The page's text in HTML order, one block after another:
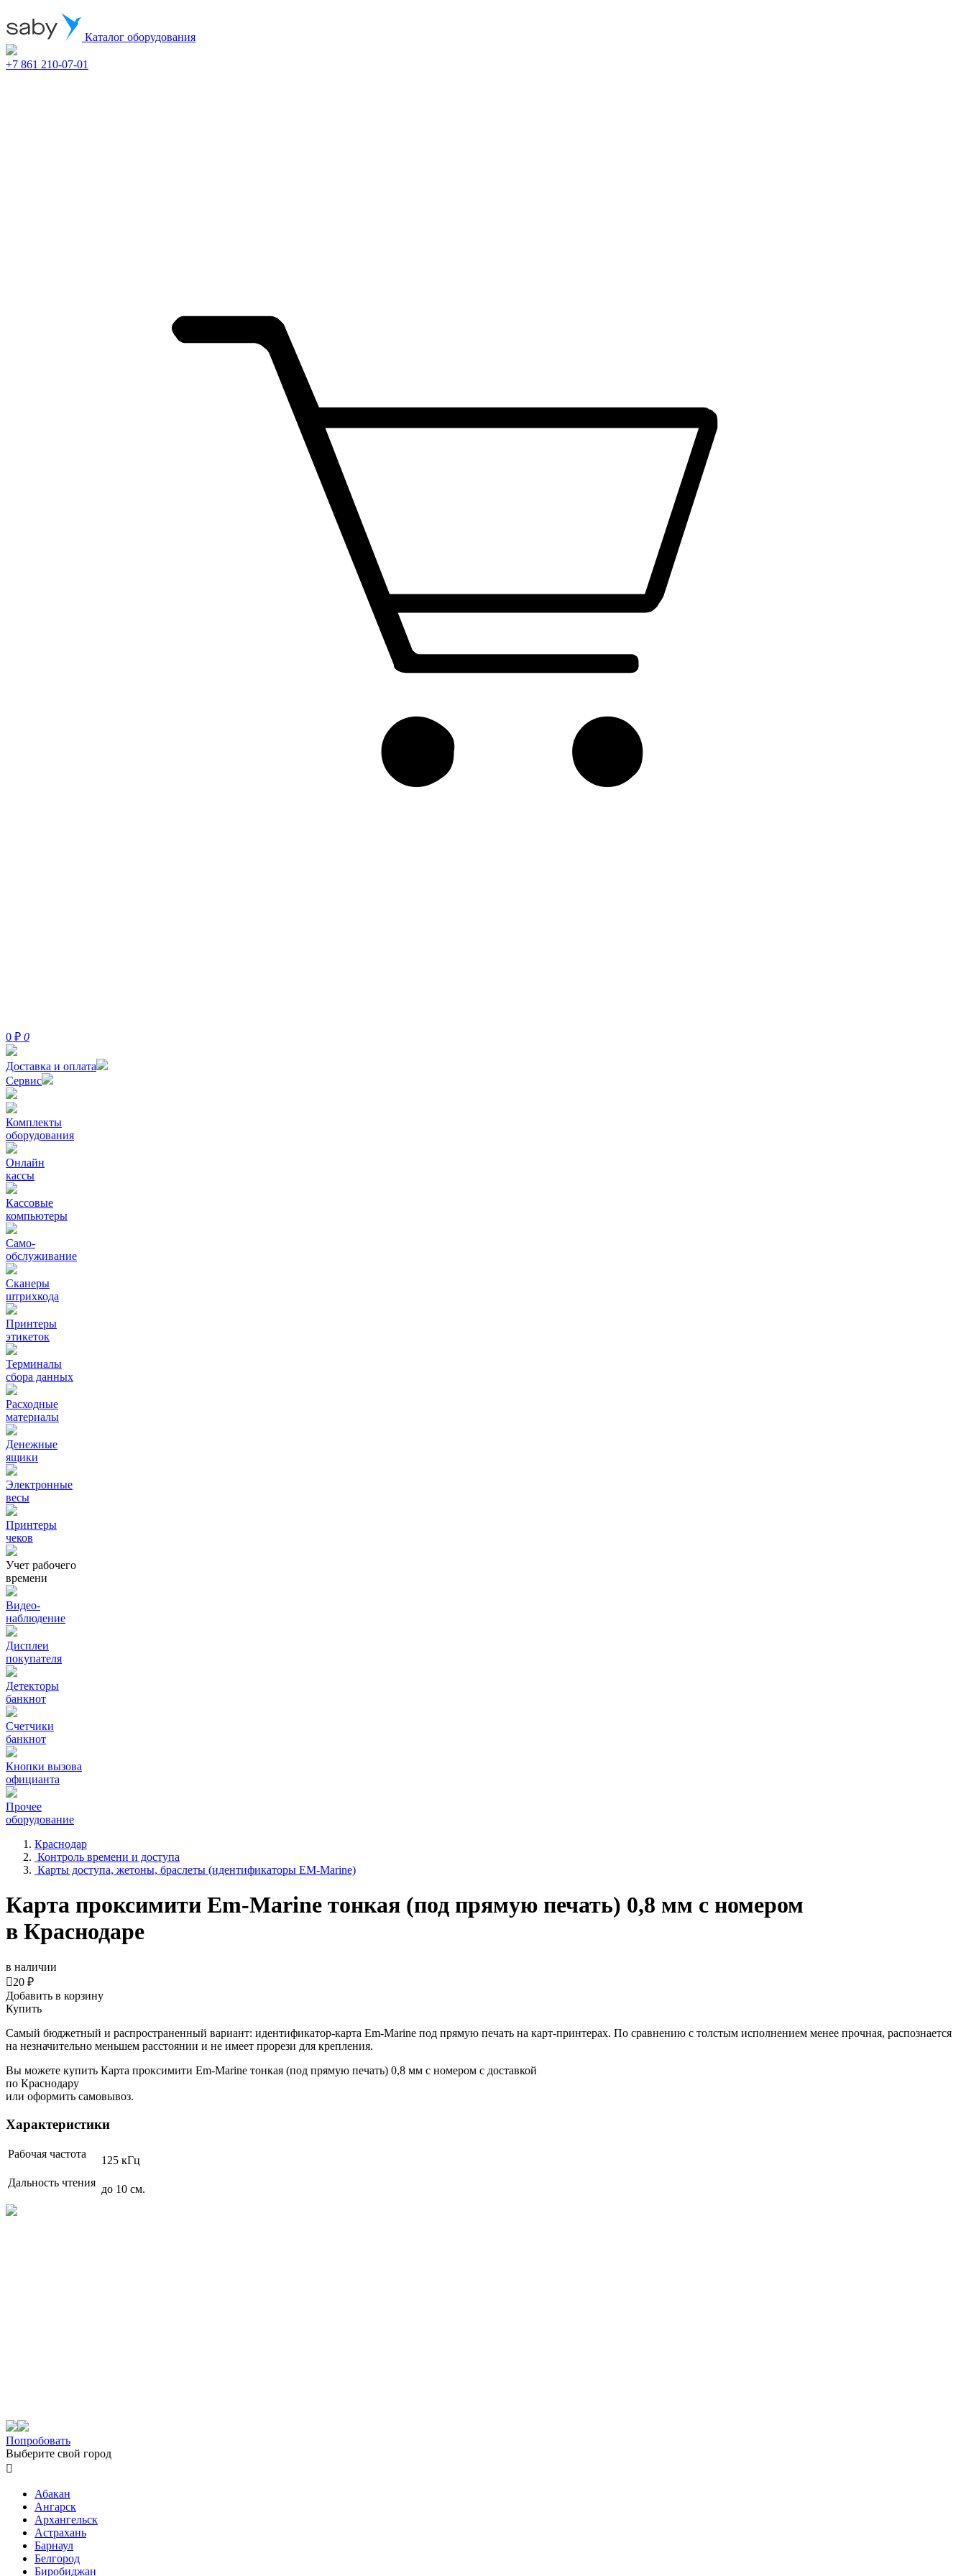
Каталог оборудования
+7 861 210-07-01
0 ₽ 0
Доставка и оплата
Сервис
Комплекты
оборудования
Онлайн
кассы
Кассовые
компьютеры
Само-
обслуживание
Сканеры
штрихкода
Принтеры
этикеток
Терминалы
сбора данных
Расходные
материалы
Денежные
ящики
Электронные
весы
Принтеры
чеков
Учет рабочего
времени
Видео‑
наблюдение
Дисплеи
покупателя
Детекторы
банкнот
Счетчики
банкнот
Кнопки вызова
официанта
Прочее
оборудование
Краснодар
Контроль времени и доступа
Карты доступа, жетоны, браслеты (идентификаторы EM-Marine)
Карта проксимити Em-Marine тонкая (под прямую печать) 0,8 мм с номером
в Краснодаре
в наличии
20 ₽
Добавить в корзину
Купить
Самый бюджетный и распространенный вариант: идентификатор-карта Em-Marine под прямую печать на карт-принтерах. По сравнению с толстым исполнением менее прочная, распознается
на незначительно меньшем расстоянии и не имеет прорези для крепления.
Вы можете купить Карта проксимити Em-Marine тонкая (под прямую печать) 0,8 мм с номером с доставкой
по Краснодару
или оформить самовывоз.
Характеристики
Рабочая частота
125 кГц
Дальность чтения
до 10 см.
Попробовать
Выберите свой город

Абакан
Ангарск
Архангельск
Астрахань
Барнаул
Белгород
Биробиджан